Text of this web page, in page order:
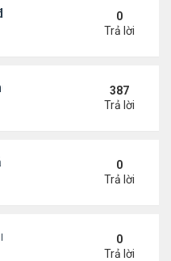
hát ở tuổi 70
0
Trả lời
lời khen BTS
387
Trả lời
tôi khu vườn tình yêu'
0
Trả lời
kiếm được 400 triệu đồng/
0
Trả lời